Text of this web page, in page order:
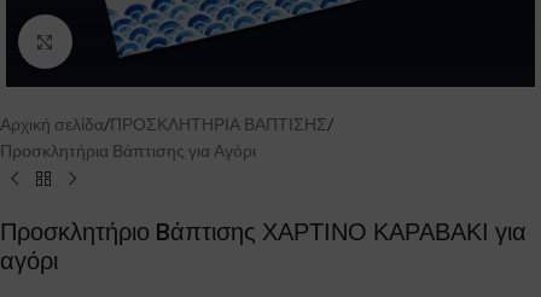
Click to enlarge
Αρχική σελίδα/ΠΡΟΣΚΛΗΤΗΡΙΑ ΒΑΠΤΙΣΗΣ/
Προσκλητήρια Βάπτισης για Αγόρι
Προσκλητήριο Bάπτισης ΧΑΡΤΙΝΟ ΚΑΡΑΒΑΚΙ για
αγόρι